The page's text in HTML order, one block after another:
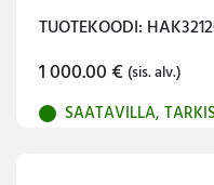
TUOTEKOODI:
1 000.00€ (sis. alv.)
SAATAVILLA,